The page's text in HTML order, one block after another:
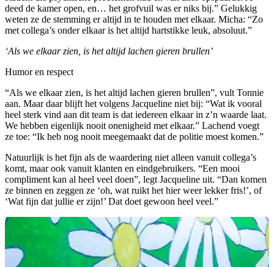
deed de kamer open, en… het grofvuil was er niks bij.” Gelukkig
weten ze de stemming er altijd in te houden met elkaar. Micha: “Zo
met collega’s onder elkaar is het altijd hartstikke leuk, absoluut.”
‘Als we elkaar zien, is het altijd lachen gieren brullen’
Humor en respect
“Als we elkaar zien, is het altijd lachen gieren brullen”, vult Tonnie
aan. Maar daar blijft het volgens Jacqueline niet bij: “Wat ik vooral
heel sterk vind aan dit team is dat iedereen elkaar in z’n waarde laat.
We hebben eigenlijk nooit onenigheid met elkaar.” Lachend voegt
ze toe: “Ik heb nog nooit meegemaakt dat de politie moest komen.”
Natuurlijk is het fijn als de waardering niet alleen vanuit collega’s
komt, maar ook vanuit klanten en eindgebruikers. “Een mooi
compliment kan al heel veel doen”, legt Jacqueline uit. “Dan komen
ze binnen en zeggen ze ‘oh, wat ruikt het hier weer lekker fris!’, of
‘Wat fijn dat jullie er zijn!’ Dat doet gewoon heel veel.”